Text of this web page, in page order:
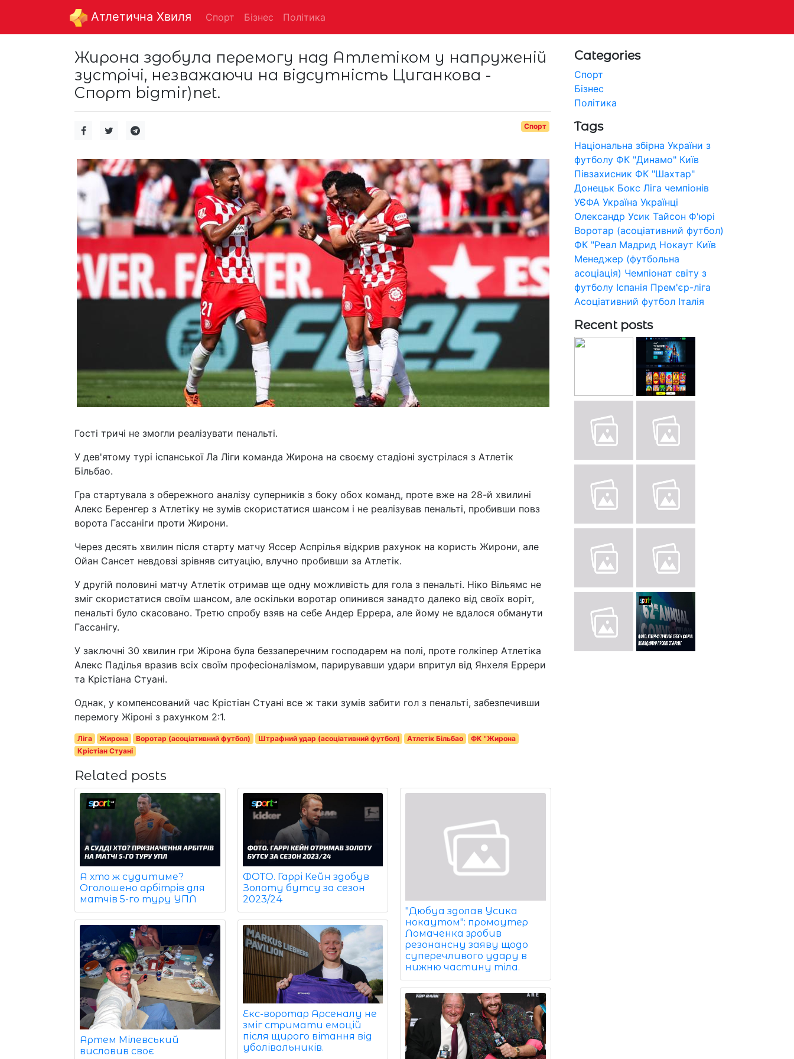
Aтлетична Хвиля Спорт Бізнес Політика
Жирона здобула перемогу над Атлетіком у напруженій
зустрічі, незважаючи на відсутність Циганкова -
Спорт bigmir)net.
Спорт
Гості тричі не змогли реалізувати пенальті.
У дев'ятому турі іспанської Ла Ліги команда Жирона на своєму стадіоні зустрілася з Атлетік
Більбао.
Гра стартувала з обережного аналізу суперників з боку обох команд, проте вже на 28-й хвилині
Алекс Беренгер з Атлетіку не зумів скористатися шансом і не реалізував пенальті, пробивши повз
ворота Гассаніги проти Жирони.
Через десять хвилин після старту матчу Яссер Аспрілья відкрив рахунок на користь Жирони, але
Ойан Сансет невдовзі зрівняв ситуацію, влучно пробивши за Атлетік.
У другій половині матчу Атлетік отримав ще одну можливість для гола з пенальті. Ніко Вільямс не
зміг скористатися своїм шансом, але оскільки воротар опинився занадто далеко від своїх воріт,
пенальті було скасовано. Третю спробу взяв на себе Андер Еррера, але йому не вдалося обманути
Гассанігу.
У заключні 30 хвилин гри Жірона була беззаперечним господарем на полі, проте голкіпер Атлетіка
Алекс Паділья вразив всіх своїм професіоналізмом, парирувавши удари впритул від Янхеля Еррери
та Крістіана Стуані.
Однак, у компенсований час Крістіан Стуані все ж таки зумів забити гол з пенальті, забезпечивши
перемогу Жіроні з рахунком 2:1.
Ліга Жирона Воротар (асоціативний футбол) Штрафний удар (асоціативний футбол) Атлетік Більбао
ФК "Жирона
Крістіан Стуані
Related posts
А хто ж судитиме?
Оголошено арбітрів для
матчів 5-го туру УПЛ
Артем Мілевський
висловив своє
ФОТО. Гаррі Кейн здобув
Золоту бутсу за сезон
2023/24
Екс-воротар Арсеналу не
зміг стримати емоцій
після щирого вітання від
уболівальників.
"Дюбуа здолав Усика
нокаутом": промоутер
Ломаченка зробив
резонансну заяву щодо
суперечливого удару в
нижню частину тіла.
Categories
Спорт
Бізнес
Політика
Tags
Національна збірна України з
футболу ФК "Динамо" Київ
Півзахисник ФК "Шахтар"
Донецьк Бокс Ліга чемпіонів
УЄФА Україна Українці
Олександр Усик Тайсон Ф'юрі
Воротар (асоціативний футбол)
ФК "Реал Мадрид Нокаут Київ
Менеджер (футбольна
асоціація) Чемпіонат світу з
футболу Іспанія Прем'єр-ліга
Асоціативний футбол Італія
Recent posts